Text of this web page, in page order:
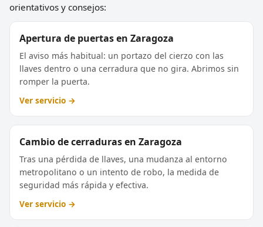
orientativos y consejos:
Apertura de puertas en Zaragoza
El aviso más habitual: un portazo del cierzo con las
llaves dentro o una cerradura que no gira. Abrimos sin
romper la puerta.
Ver servicio →
Cambio de cerraduras en Zaragoza
Tras una pérdida de llaves, una mudanza al entorno
metropolitano o un intento de robo, la medida de
seguridad más rápida y efectiva.
Ver servicio →